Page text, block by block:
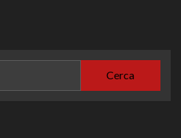
Cerca